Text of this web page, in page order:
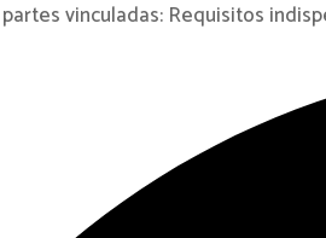
vinculadas: Requisitos